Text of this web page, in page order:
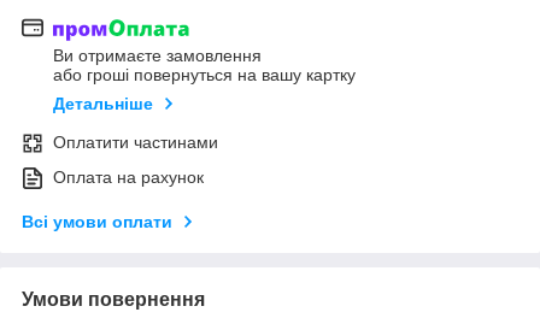
Ви отримаєте замовлення
або гроші повернуться на вашу картку
Детальніше
Оплатити частинами
Оплата на рахунок
Всі умови оплати
Умови повернення